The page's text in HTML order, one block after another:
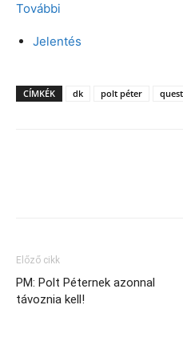
További
Jelentés
CÍMKÉK dk polt péter
Előző cikk
PM: Polt Péternek azonnal
távoznia kell!